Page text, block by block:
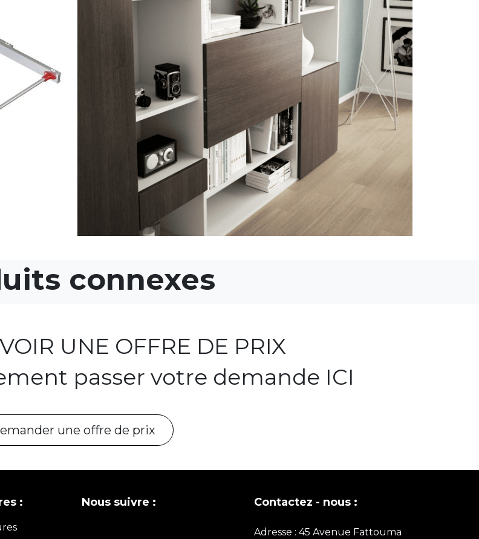
connexes
UNE OFFRE DE PRIX
passer votre demande ICI
une offre de prix
: Nous suivre : Contactez - nous :
Adresse : 45 Avenue Fattouma